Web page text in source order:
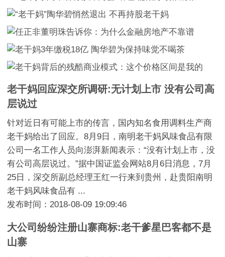
老干妈回应深交所调研:无计划上市 没有公司高
层说过
针对近日有可能上市的传言，国内知名食用调料生产商
老干妈给出了回应。8月9日，南明老干妈风味食品有限
公司一名工作人员向澎湃新闻表示：“没有计划上市，没
有公司高层说过。”据中国证监会网站8月6日消息，7月
25日，深交所副总经理王红一行来到贵州，赴贵阳南明
老干妈风味食品有 ...
发布时间：2018-08-09 19:09:46
大公司纷纷注册山寨商标:老干爹星巴客都不是
山寨